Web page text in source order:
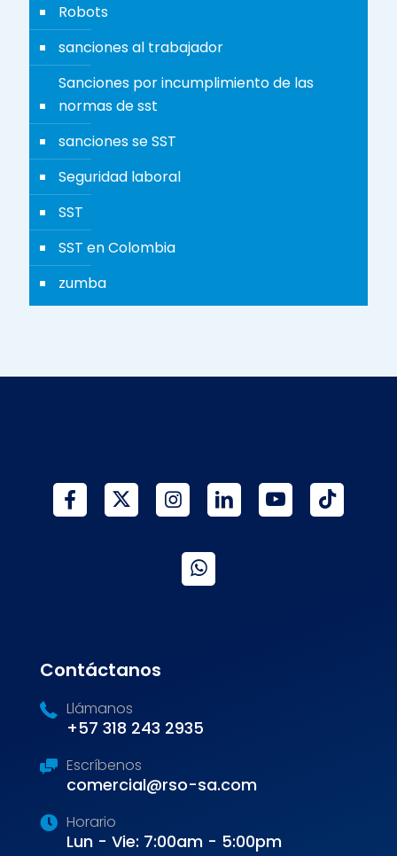
Robots
sanciones al trabajador
Sanciones por incumplimiento de las
normas de sst
sanciones se SST
Seguridad laboral
SST
SST en Colombia
zumba
Contáctanos
Llámanos
+57 318 243 2935
Escríbenos
comercial@rso-sa.com
Horario
Lun - Vie: 7:00am - 5:00pm